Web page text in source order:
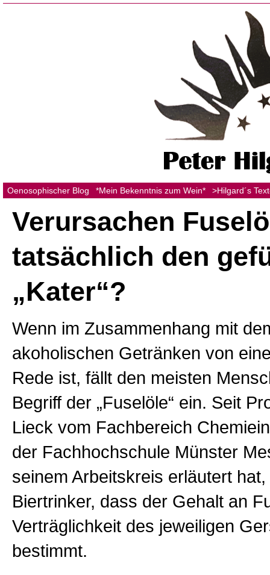
Oenosophischer Blog *Mein Bekenntnis zum Wein* >Hilgard´s
Verursachen
tatsächlich den
„Kater“?
Wenn im Zusammenhang mit
akoholischen Getränken von
Rede ist, fällt den meisten
Begriff der „Fuselöle“ ein. Seit
Lieck vom Fachbereich
der Fachhochschule Münster
seinem Arbeitskreis erläutert
Biertrinker, dass der Gehalt an
Verträglichkeit des jeweiligen
bestimmt.